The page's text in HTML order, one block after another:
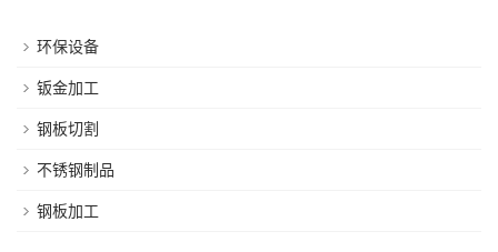
环保设备
钣金加工
钢板切割
不锈钢制品
钢板加工